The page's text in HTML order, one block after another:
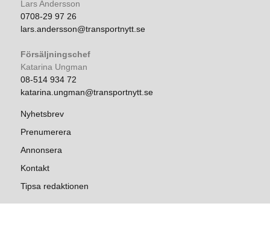
Lars Andersson
0708-29 97 26
lars.andersson@transportnytt.se
Försäljningschef
Katarina Ungman
08-514 934 72
katarina.ungman@transportnytt.se
Nyhetsbrev
Prenumerera
Annonsera
Kontakt
Tipsa redaktionen